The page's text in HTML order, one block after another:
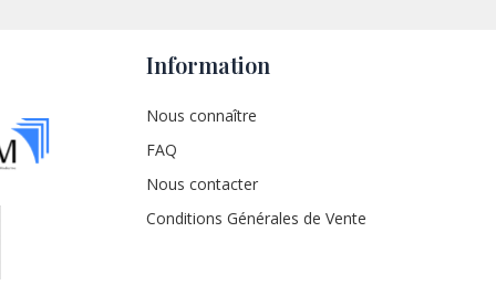
Information
Nous connaître
FAQ
Nous contacter
Conditions Générales de Vente